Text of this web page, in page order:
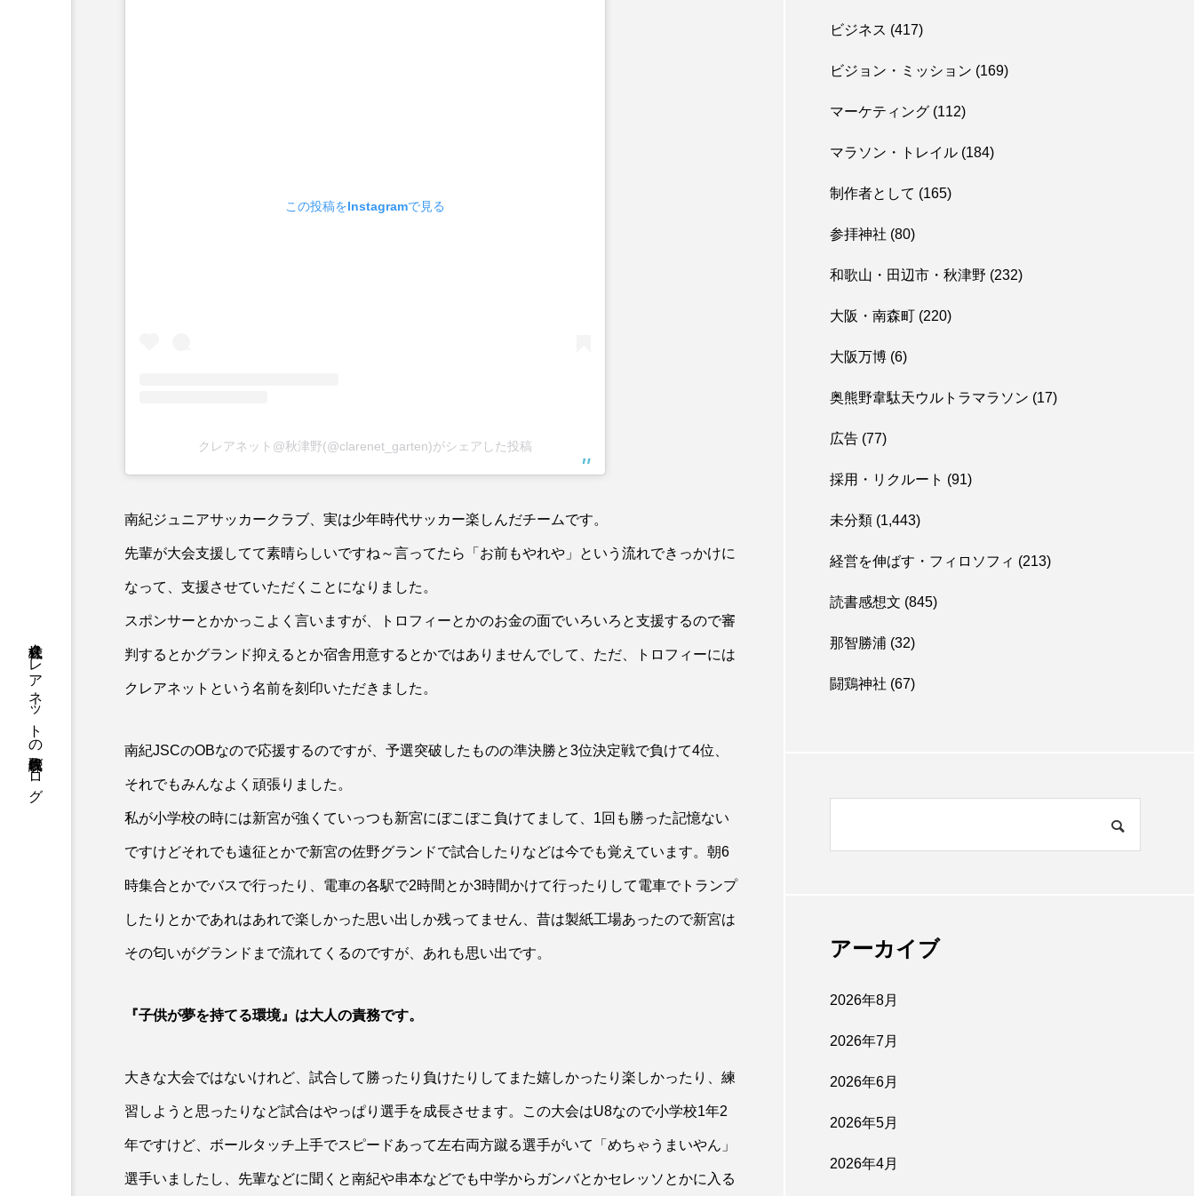
株式会社クレアネットの代表取締役ブログ
この投稿をInstagramで見る
クレアネット@秋津野(@clarenet_garten)がシェアした投稿
南紀ジュニアサッカークラブ、実は少年時代サッカー楽しんだチームです。
先輩が大会支援してて素晴らしいですね～言ってたら「お前もやれや」という流れできっかけに
なって、支援させていただくことになりました。
スポンサーとかかっこよく言いますが、トロフィーとかのお金の面でいろいろと支援するので審
判するとかグランド抑えるとか宿舎用意するとかではありませんでして、ただ、トロフィーには
クレアネットという名前を刻印いただきました。
南紀JSCのOBなので応援するのですが、予選突破したものの準決勝と3位決定戦で負けて4位、
それでもみんなよく頑張りました。
私が小学校の時には新宮が強くていっつも新宮にぼこぼこ負けてまして、1回も勝った記憶ない
ですけどそれでも遠征とかで新宮の佐野グランドで試合したりなどは今でも覚えています。朝6
時集合とかでバスで行ったり、電車の各駅で2時間とか3時間かけて行ったりして電車でトランプ
したりとかであれはあれで楽しかった思い出しか残ってません、昔は製紙工場あったので新宮は
その匂いがグランドまで流れてくるのですが、あれも思い出です。
『子供が夢を持てる環境』は大人の責務です。
大きな大会ではないけれど、試合して勝ったり負けたりしてまた嬉しかったり楽しかったり、練
習しようと思ったりなど試合はやっぱり選手を成長させます。この大会はU8なので小学校1年2
年ですけど、ボールタッチ上手でスピードあって左右両方蹴る選手がいて「めちゃうまいやん」
選手いましたし、先輩などに聞くと南紀や串本などでも中学からガンバとかセレッソとかに入る
ビジネス (417)
ビジョン・ミッション (169)
マーケティング (112)
マラソン・トレイル (184)
制作者として (165)
参拝神社 (80)
和歌山・田辺市・秋津野 (232)
大阪・南森町 (220)
大阪万博 (6)
奥熊野韋駄天ウルトラマラソン (17)
広告 (77)
採用・リクルート (91)
未分類 (1,443)
経営を伸ばす・フィロソフィ (213)
読書感想文 (845)
那智勝浦 (32)
闘鶏神社 (67)
アーカイブ
2026年8月
2026年7月
2026年6月
2026年5月
2026年4月